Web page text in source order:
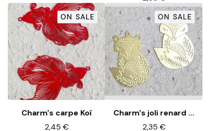
ON SALE
Charm's carpe Koï
2,45 €
ON SALE
Charm's joli renard ...
2,35 €